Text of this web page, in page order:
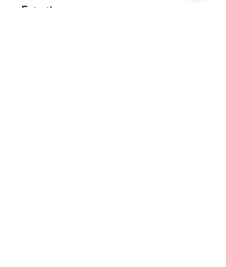
Entretien